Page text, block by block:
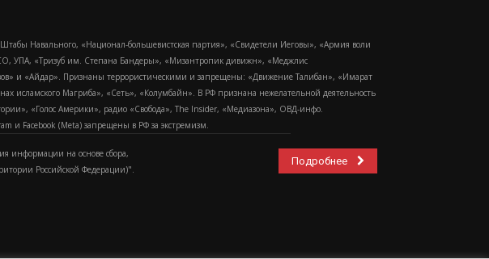
Навального, «Национал-большевистская партия», «Свидетели Иеговы», «Армия воли
УПА, «Тризуб им. Степана Бандеры», «Мизантропик дивижн», «Меджлис
и «Айдар». Признаны террористическими и запрещены: «Движение Талибан», «Имарат
исламского Магриба», «Сеть», «Колумбайн». В РФ признана нежелательной деятельность
«Голос Америки», радио «Свобода», The Insider, «Медиазона», ОВД-инфо.
Facebook (Metа) запрещены в РФ за экстремизм.
информации на основе сбора,
Российской Федерации)".
Подробнее